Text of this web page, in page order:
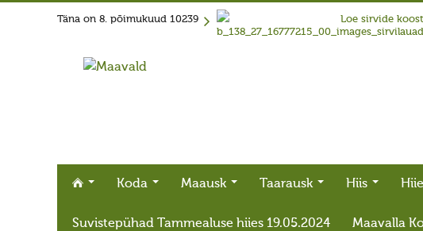
Täna on 8. põimukuud 10239 Loe sirvide
Koda Maausk Taarausk Hiis
Suvistepühad Tammealuse hiies 19.05.2024 Maavalla